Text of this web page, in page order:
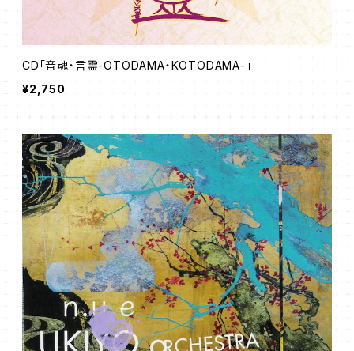
CD「音魂・言霊-OTODAMA・KOTODAMA-」
¥2,750